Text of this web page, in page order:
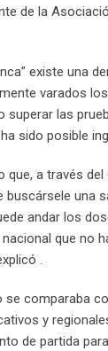
de la
existe una
varados
superar las
sido posible
que, a través
buscársele una
andar los
que no
.
se comparaba
y
de partida